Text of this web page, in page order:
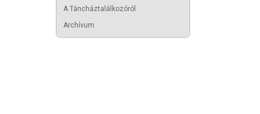
A Táncháztalálkozóról
Archívum